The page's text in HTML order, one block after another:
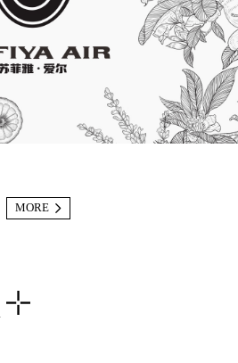
MORE